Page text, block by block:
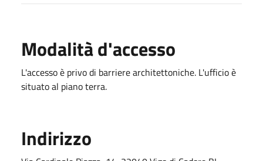
Modalità d'accesso
L'accesso è privo di barriere architettoniche. L'ufficio è
situato al piano terra.
Indirizzo